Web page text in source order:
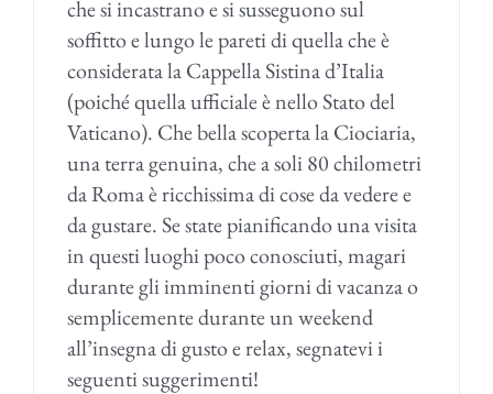
che si incastrano e si susseguono sul
soffitto e lungo le pareti di quella che è
considerata la Cappella Sistina d’Italia
(poiché quella ufficiale è nello Stato del
Vaticano). Che bella scoperta la Ciociaria,
una terra genuina, che a soli 80 chilometri
da Roma è ricchissima di cose da vedere e
da gustare. Se state pianificando una visita
in questi luoghi poco conosciuti, magari
durante gli imminenti giorni di vacanza o
semplicemente durante un weekend
all’insegna di gusto e relax, segnatevi i
seguenti suggerimenti!